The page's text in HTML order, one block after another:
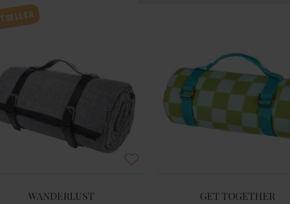
WANDERLUST GET TOGETHER